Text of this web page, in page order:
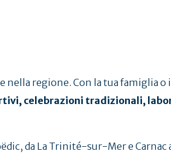
nella regione. Con la tua famiglia
celebrazioni tradizionali,
da La Trinité-sur-Mer e